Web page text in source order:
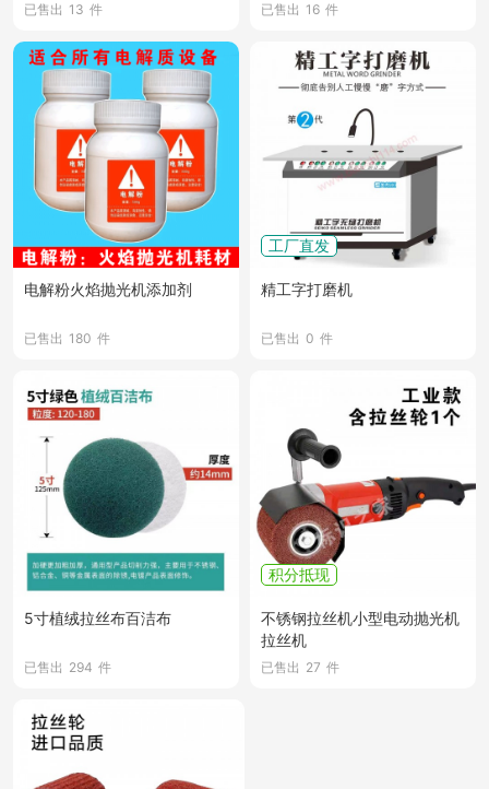
已售出 13 件 已售出 16 件
电解粉火焰抛光机添加剂
已售出 180 件
工厂直发
精工字打磨机
已售出 0 件
5寸植绒拉丝布百洁布
已售出 294 件
积分抵现
不锈钢拉丝机小型电动抛光机
拉丝机
已售出 27 件